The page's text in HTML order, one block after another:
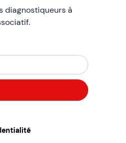
diagnostiqueurs à
associatif.